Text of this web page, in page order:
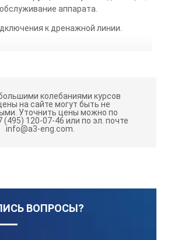
аппарата.
к дренажной линии.
ПЭ-2210
не менееколебаниями курсов
на сайте могут быть не
Уточнить цены можно по
(495) 120-07-46 или по эл. почте
info@a3-eng.com.
ВОПРОСЫ?